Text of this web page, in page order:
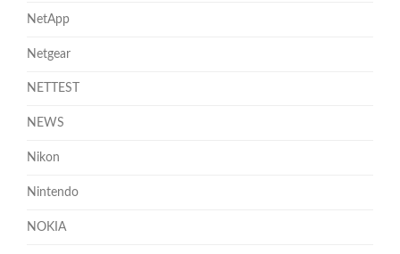
NetApp
Netgear
NETTEST
NEWS
Nikon
Nintendo
NOKIA